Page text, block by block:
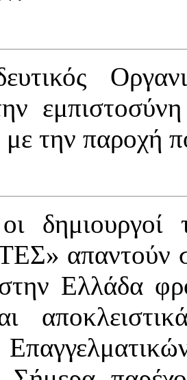
την παροχή
δημιουργοί
απαντούν
Ελλάδα